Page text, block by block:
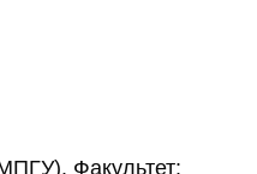
Факультет: